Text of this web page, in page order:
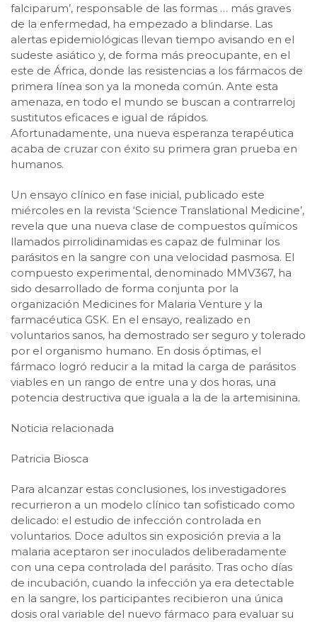
falciparum’, responsable de las formas … más graves
de la enfermedad, ha empezado a blindarse. Las
alertas epidemiológicas llevan tiempo avisando en el
sudeste asiático y, de forma más preocupante, en el
este de África, donde las resistencias a los fármacos de
primera línea son ya la moneda común. Ante esta
amenaza, en todo el mundo se buscan a contrarreloj
sustitutos eficaces e igual de rápidos.
Afortunadamente, una nueva esperanza terapéutica
acaba de cruzar con éxito su primera gran prueba en
humanos.
Un ensayo clínico en fase inicial, publicado este
miércoles en la revista ‘Science Translational Medicine’,
revela que una nueva clase de compuestos químicos
llamados pirrolidinamidas es capaz de fulminar los
parásitos en la sangre con una velocidad pasmosa. El
compuesto experimental, denominado MMV367, ha
sido desarrollado de forma conjunta por la
organización Medicines for Malaria Venture y la
farmacéutica GSK. En el ensayo, realizado en
voluntarios sanos, ha demostrado ser seguro y tolerado
por el organismo humano. En dosis óptimas, el
fármaco logró reducir a la mitad la carga de parásitos
viables en un rango de entre una y dos horas, una
potencia destructiva que iguala a la de la artemisinina.
Noticia relacionada
Patricia Biosca
Para alcanzar estas conclusiones, los investigadores
recurrieron a un modelo clínico tan sofisticado como
delicado: el estudio de infección controlada en
voluntarios. Doce adultos sin exposición previa a la
malaria aceptaron ser inoculados deliberadamente
con una cepa controlada del parásito. Tras ocho días
de incubación, cuando la infección ya era detectable
en la sangre, los participantes recibieron una única
dosis oral variable del nuevo fármaco para evaluar su